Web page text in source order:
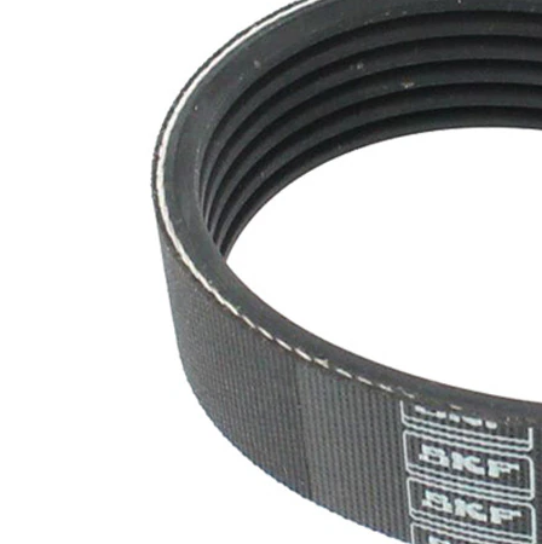
Nu sunt
disponibile
substante
SVHC
Material
curea
EPDM
(etilen
propilen
dienă
cauciuc)